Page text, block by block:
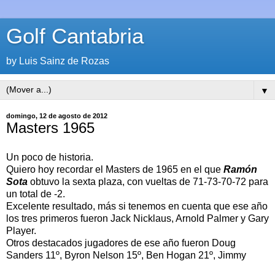
Golf Cantabria
by Luis Sainz de Rozas
▼
domingo, 12 de agosto de 2012
Masters 1965
Un poco de historia.
Quiero hoy recordar el Masters de 1965 en el que Ramón
Sota obtuvo la sexta plaza, con vueltas de 71-73-70-72 para
un total de -2.
Excelente resultado, más si tenemos en cuenta que ese año
los tres primeros fueron Jack Nicklaus, Arnold Palmer y Gary
Player.
Otros destacados jugadores de ese año fueron Doug
Sanders 11º, Byron Nelson 15º, Ben Hogan 21º, Jimmy